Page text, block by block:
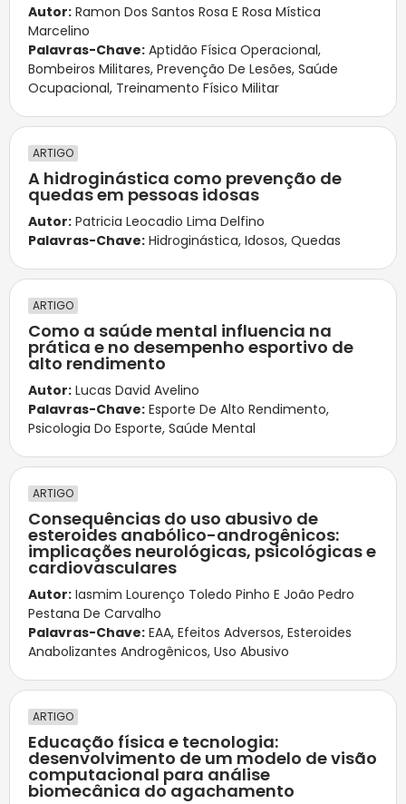
Autor: Ramon Dos Santos Rosa E Rosa Mística
Marcelino
Palavras-Chave: Aptidão Física Operacional,
Bombeiros Militares, Prevenção De Lesões, Saúde
Ocupacional, Treinamento Físico Militar
ARTIGO
A hidroginástica como prevenção de
quedas em pessoas idosas
Autor: Patricia Leocadio Lima Delfino
Palavras-Chave: Hidroginástica, Idosos, Quedas
ARTIGO
Como a saúde mental influencia na
prática e no desempenho esportivo de
alto rendimento
Autor: Lucas David Avelino
Palavras-Chave: Esporte De Alto Rendimento,
Psicologia Do Esporte, Saúde Mental
ARTIGO
Consequências do uso abusivo de
esteroides anabólico-androgênicos:
implicações neurológicas, psicológicas e
cardiovasculares
Autor: Iasmim Lourenço Toledo Pinho E João Pedro
Pestana De Carvalho
Palavras-Chave: EAA, Efeitos Adversos, Esteroides
Anabolizantes Androgênicos, Uso Abusivo
ARTIGO
Educação física e tecnologia:
desenvolvimento de um modelo de visão
computacional para análise
biomecânica do agachamento